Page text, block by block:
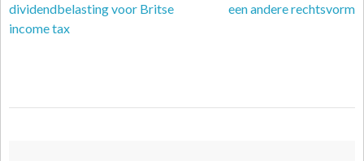
dividendbelasting voor Britse
income tax
een andere rechtsvorm